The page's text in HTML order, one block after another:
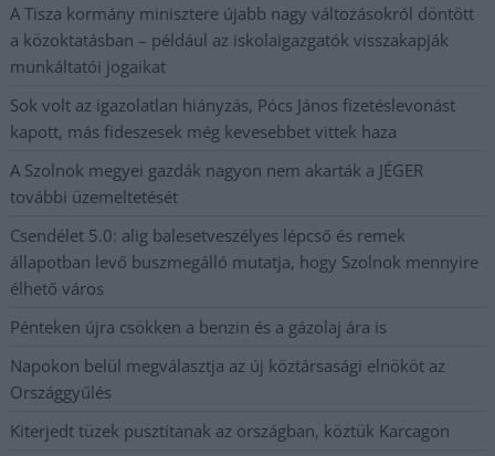
A Tisza kormány minisztere újabb nagy változásokról döntött
a közoktatásban – például az iskolaigazgatók visszakapják
munkáltatói jogaikat
Sok volt az igazolatlan hiányzás, Pócs János fizetéslevonást
kapott, más fideszesek még kevesebbet vittek haza
A Szolnok megyei gazdák nagyon nem akarták a JÉGER
további üzemeltetését
Csendélet 5.0: alig balesetveszélyes lépcső és remek
állapotban levő buszmegálló mutatja, hogy Szolnok mennyire
élhető város
Pénteken újra csökken a benzin és a gázolaj ára is
Napokon belül megválasztja az új köztársasági elnököt az
Országgyűlés
Kiterjedt tüzek pusztítanak az országban, köztük Karcagon